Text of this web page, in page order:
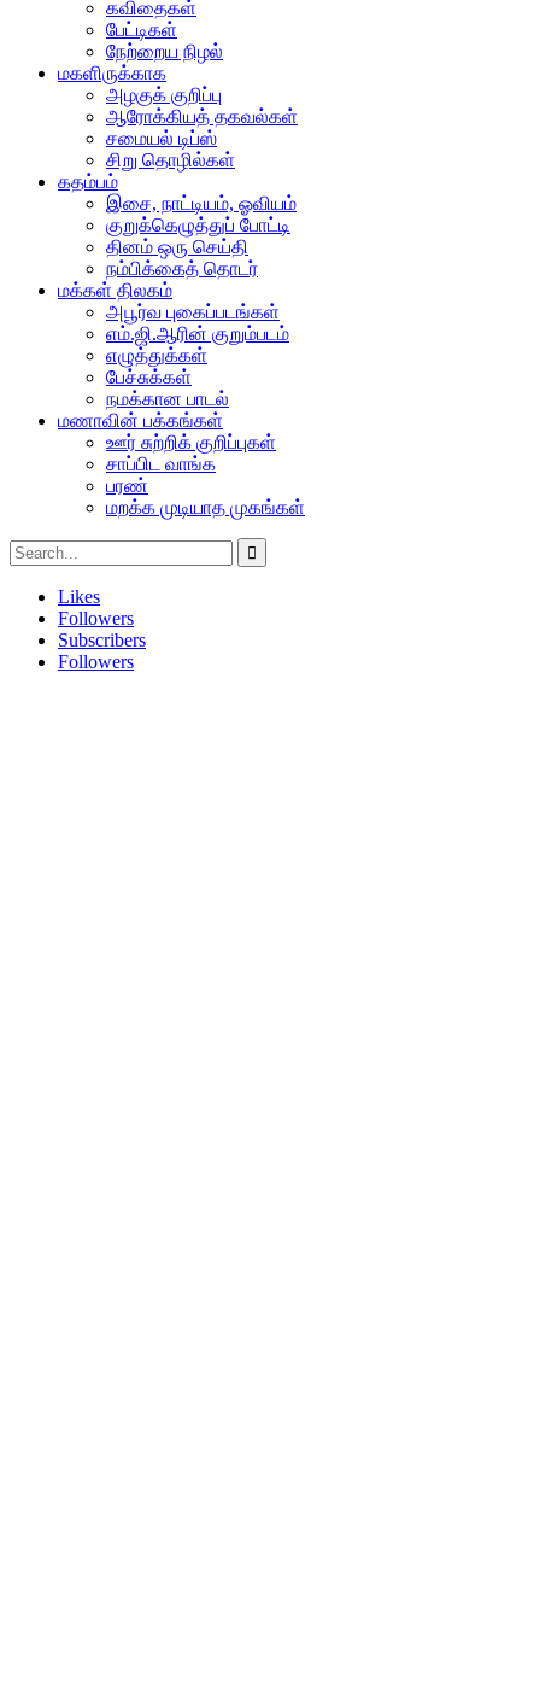
கவிதைகள்
பேட்டிகள்
நேற்றைய நிழல்
மகளிருக்காக
அழகுக் குறிப்பு
ஆரோக்கியத் தகவல்கள்
சமையல் டிப்ஸ்
சிறு தொழில்கள்
கதம்பம்
இசை, நாட்டியம், ஓவியம்
குறுக்கெழுத்துப் போட்டி
தினம் ஒரு செய்தி
நம்பிக்கைத் தொடர்
மக்கள் திலகம்
அபூர்வ புகைப்படங்கள்
எம்.ஜி.ஆரின் குறும்படம்
எழுத்துக்கள்
பேச்சுக்கள்
நமக்கான பாடல்
மணாவின் பக்கங்கள்
ஊர் சுற்றிக் குறிப்புகள்
சாப்பிட வாங்க
பரண்
மறக்க முடியாத முகங்கள்
Likes
Followers
Subscribers
Followers